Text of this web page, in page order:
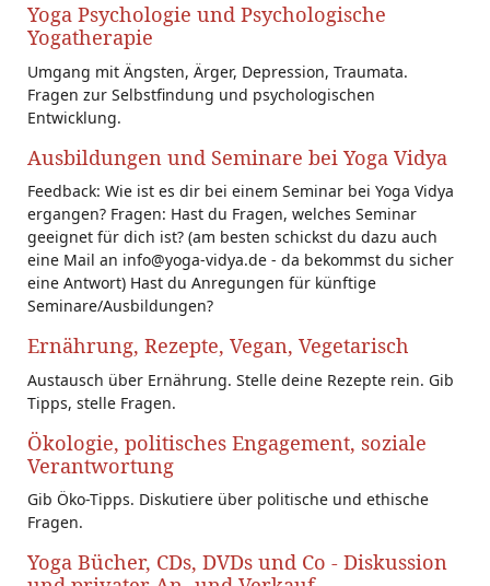
Yoga Psychologie und Psychologische
Yogatherapie
Umgang mit Ängsten, Ärger, Depression, Traumata.
Fragen zur Selbstfindung und psychologischen
Entwicklung.
Ausbildungen und Seminare bei Yoga Vidya
Feedback: Wie ist es dir bei einem Seminar bei Yoga Vidya
ergangen? Fragen: Hast du Fragen, welches Seminar
geeignet für dich ist? (am besten schickst du dazu auch
eine Mail an info@yoga-vidya.de - da bekommst du sicher
eine Antwort) Hast du Anregungen für künftige
Seminare/Ausbildungen?
Ernährung, Rezepte, Vegan, Vegetarisch
Austausch über Ernährung. Stelle deine Rezepte rein. Gib
Tipps, stelle Fragen.
Ökologie, politisches Engagement, soziale
Verantwortung
Gib Öko-Tipps. Diskutiere über politische und ethische
Fragen.
Yoga Bücher, CDs, DVDs und Co - Diskussion